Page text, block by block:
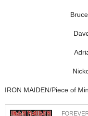
IRON MAIDEN/Piece of